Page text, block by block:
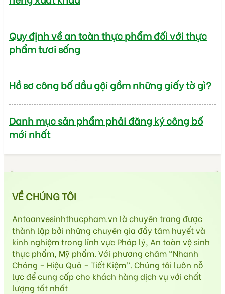
Quy định về an toàn thực phẩm đối với thực
phẩm tươi sống
Hồ sơ công bố dầu gội gồm những giấy tờ gì?
Danh mục sản phẩm phải đăng ký công bố
mới nhất
VỀ CHÚNG TÔI
Antoanvesinhthucpham.vn là chuyên trang được
thành lập bởi những chuyên gia đầy tâm huyết và
kinh nghiệm trong lĩnh vực Pháp lý, An toàn vệ sinh
thực phẩm, Mỹ phẩm. Với phương châm “Nhanh
Chóng – Hiệu Quả – Tiết Kiệm”. Chúng tôi luôn nỗ
lực để cung cấp cho khách hàng dịch vụ với chất
lượng tốt nhất